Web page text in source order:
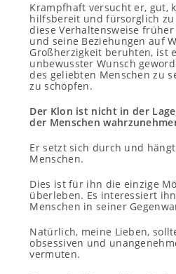
Krampfhaft versucht er, gut,
hilfsbereit und fürsorglich
diese Verhaltensweise
und seine Beziehungen auf
Großherzigkeit beruhten, ist
unbewusster Wunsch
des geliebten Menschen zu
zu schöpfen.
Der Klon ist nicht in der
der Menschen
Er setzt sich durch und
Menschen.
Dies ist für ihn die einzige
überleben. Es interessiert
Menschen in seiner
Natürlich, meine Lieben,
obsessiven und
vermuten.